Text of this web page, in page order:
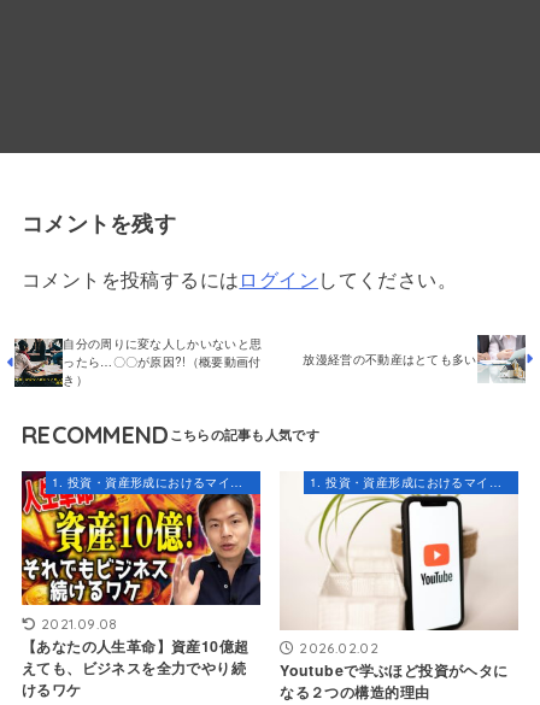
コメントを残す
コメントを投稿するにはログインしてください。
自分の周りに変な人しかいないと思
ったら…〇〇が原因?!（概要動画付
き）
放漫経営の不動産はとても多い
RECOMMEND
1. 投資・資産形成におけるマインドセット
2021.09.08
【あなたの人生革命】資産10億超
えても、ビジネスを全力でやり続
けるワケ
1. 投資・資産形成におけるマインドセット
2026.02.02
Youtubeで学ぶほど投資がヘタに
なる２つの構造的理由